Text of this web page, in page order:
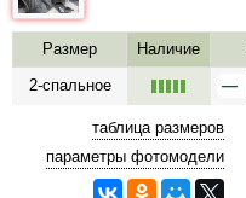
Размер Наличие
2-спальное
—
таблица размеров
параметры фотомодели